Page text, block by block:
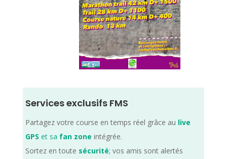
Services exclusifs FMS
Partagez votre course en temps réel grâce au live
GPS et sa fan zone intégrée.
Sortez en toute sécurité; vos amis sont alertés